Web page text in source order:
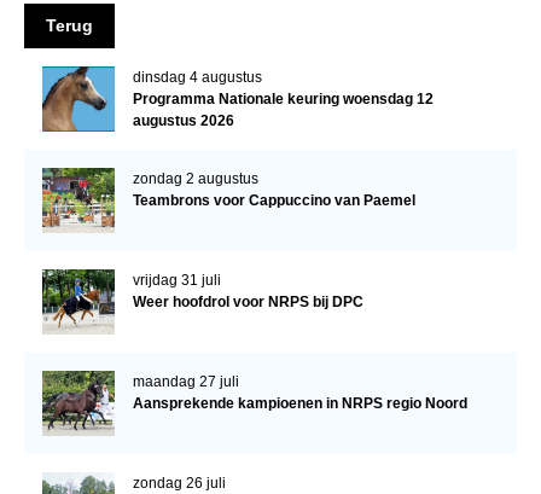
Veulens en merries
PEDIGREE ONLINE
Onze fokkerij
Informatie veulen registratie
NRPS-Boegbeeld
Cornage
Terug
dinsdag 4 augustus
Programma Nationale keuring woensdag 12
augustus 2026
zondag 2 augustus
Teambrons voor Cappuccino van Paemel
vrijdag 31 juli
Weer hoofdrol voor NRPS bij DPC
maandag 27 juli
Aansprekende kampioenen in NRPS regio Noord
zondag 26 juli